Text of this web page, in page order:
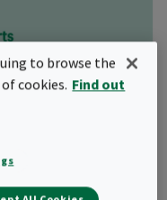
to browse the
cookies. Find out